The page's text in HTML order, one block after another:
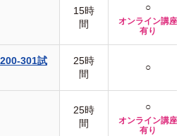
15時
間
○
オンライン講座
有り
301試
25時
間
○
25時
間
○
オンライン講座
有り